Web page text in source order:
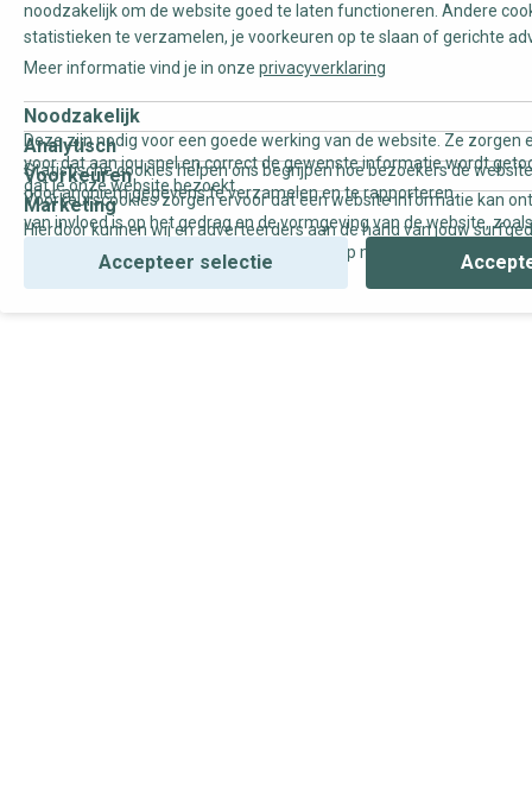
noodzakelijk om de website goed te laten functioneren. Andere
statistieken te verzamelen, je voorkeuren op te slaan of gerichte
Meer informatie vind je in onze privacyverklaring
Noodzakelijk
Deze zijn nodig voor een goede werking van de website. Ze zorgen
voor dat aan jou snel en correct de gewenste informatie wordt
dat je onze website bezoekt.
Analytisch
Statistische cookies helpen ons begrijpen hoe bezoekers de
door anoniem gegevens te verzamelen en te rapporteren.
Voorkeuren
Voorkeurscookies zorgen ervoor dat een website informatie kan
van invloed is op het gedrag en de vormgeving van de website,
Marketing
Hierdoor kunnen wij en adverteerders aan de hand van jouw
gepersonaliseerde online advertenties en op maat gemaakte
Accepteer selectie